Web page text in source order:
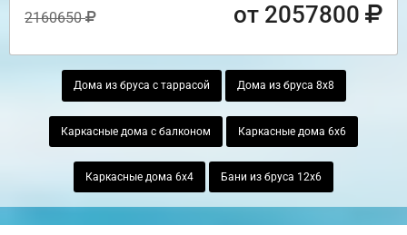
2160650 от 2057800
Дома из бруса с таррасой Дома из бруса 8х8
Каркасные дома с балконом Каркасные дома 6х6
Каркасные дома 6х4 Бани из бруса 12х6